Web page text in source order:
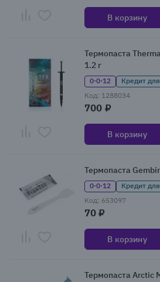
В корзину
Термопаста
1.2 г
0·0·12
Кредит
Код: 1288034
700 ₽
В корзину
Термопаста
0·0·12
Кредит
Код: 653097
70 ₽
В корзину
Термопаста Arctic